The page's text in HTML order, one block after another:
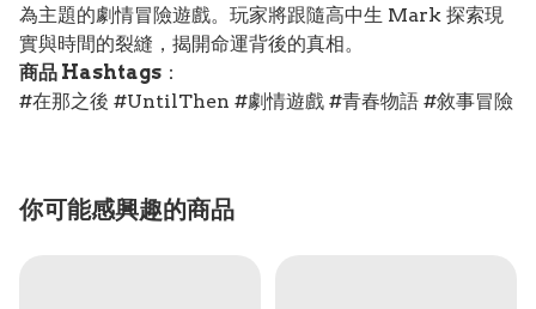
為主題的劇情冒險遊戲。玩家將跟隨高中生 Mark 探索現
實與時間的裂縫，揭開命運背後的真相。
商品 Hashtags ：
#在那之後 #UntilThen #劇情遊戲 #青春物語 #敘事冒險
你可能感興趣的商品